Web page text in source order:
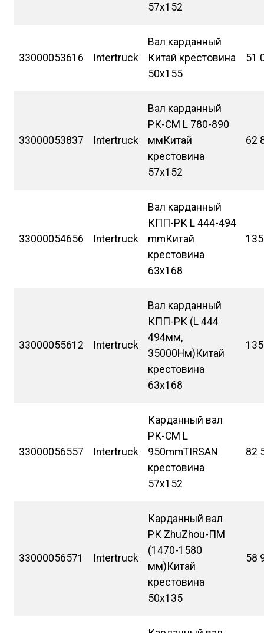
57х152
33000053616 Intertruck
Вал карданный
Китай крестовина
50х155
51
33000053837 Intertruck
Вал карданный
РК-СМ L 780-890
ммКитай
крестовина
57х152
62
33000054656 Intertruck
Вал карданный
КПП-РК L 444-494
mmКитай
крестовина
63х168
33000055612 Intertruck
Вал карданный
КПП-РК (L 444
494мм,
35000Нм)Китай
крестовина
63х168
33000056557 Intertruck
Карданный вал
РК-СМ L
950mmTIRSAN
крестовина
57х152
82
33000056571 Intertruck
Карданный вал
РК ZhuZhou-ПМ
(1470-1580
мм)Китай
крестовина
50х135
58